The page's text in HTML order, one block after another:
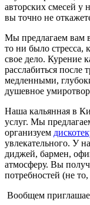
авторских смесей у
вы точно не
Мы предлагаем вам
то ни было стресса,
свое дело. Курение
расслабиться после
медленными,
душевное
Наша кальянная в
услуг. Мы
организуем
увлекательного. У
диджей, бармен,
атмосферу. Вы
потребностей (не
Вообщем